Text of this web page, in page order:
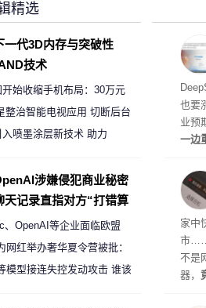
梁
也要
业预
一边
边
整。
家中
市……
不是
器，
精选
一代3D内存与突破性
技术
开始收缩手机布局：30万元
标门店 将被逐步清退
整治智能电视应用 切断后台
的违规行为
入喷墨涂层新技术 助力
涉嫌侵犯商业秘密
天记录直指对方“打错算
、OpenAI等企业面临欧盟
案》全新执法权限审查
网红举办奢华夏令营被批：
遭讽“反乌托邦”
模型接连失控发动攻击 谁该